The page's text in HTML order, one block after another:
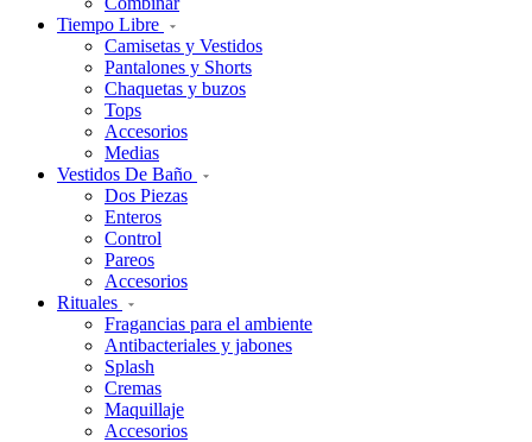
Tiempo Libre
Camisetas y Vestidos
Pantalones y Shorts
Chaquetas y buzos
Tops
Accesorios
Medias
Vestidos De Baño
Dos Piezas
Enteros
Control
Pareos
Accesorios
Rituales
Fragancias para el ambiente
Antibacteriales y jabones
Splash
Cremas
Maquillaje
Accesorios